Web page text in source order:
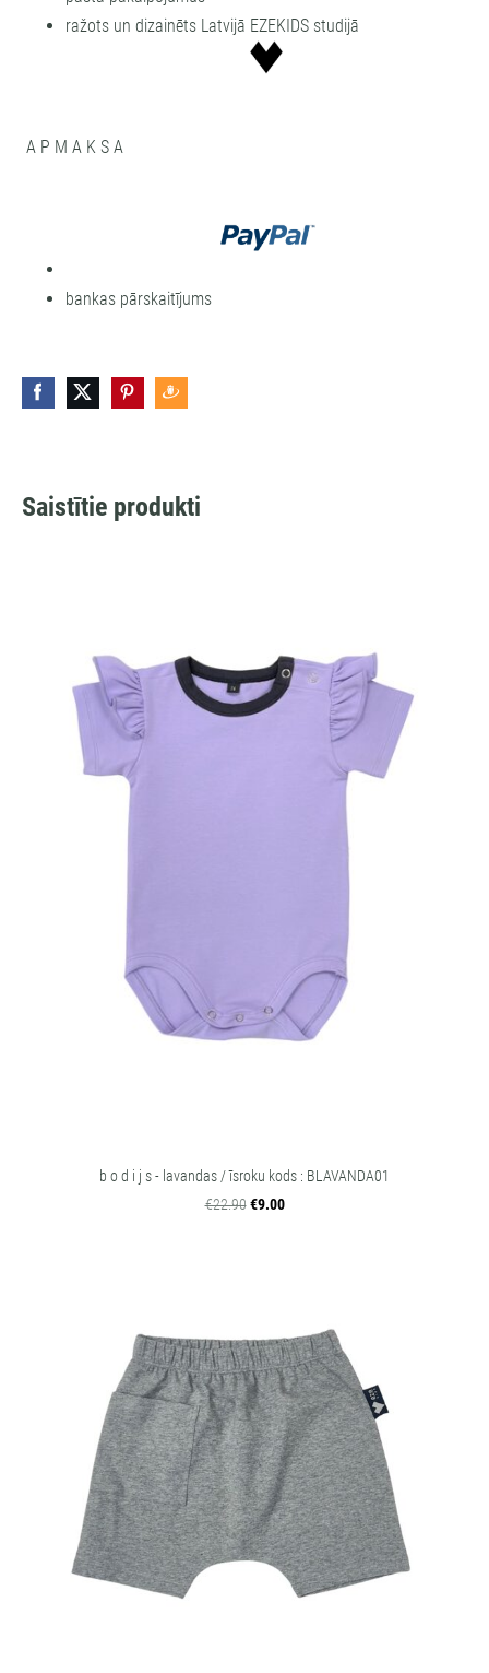
ražots un dizainēts Latvijā EZEKIDS studijā
A P M A K S A
bankas pārskaitījums
Saistītie produkti
b o d i j s - lavandas / īsroku kods : BLAVANDA01
€22.90 €9.00